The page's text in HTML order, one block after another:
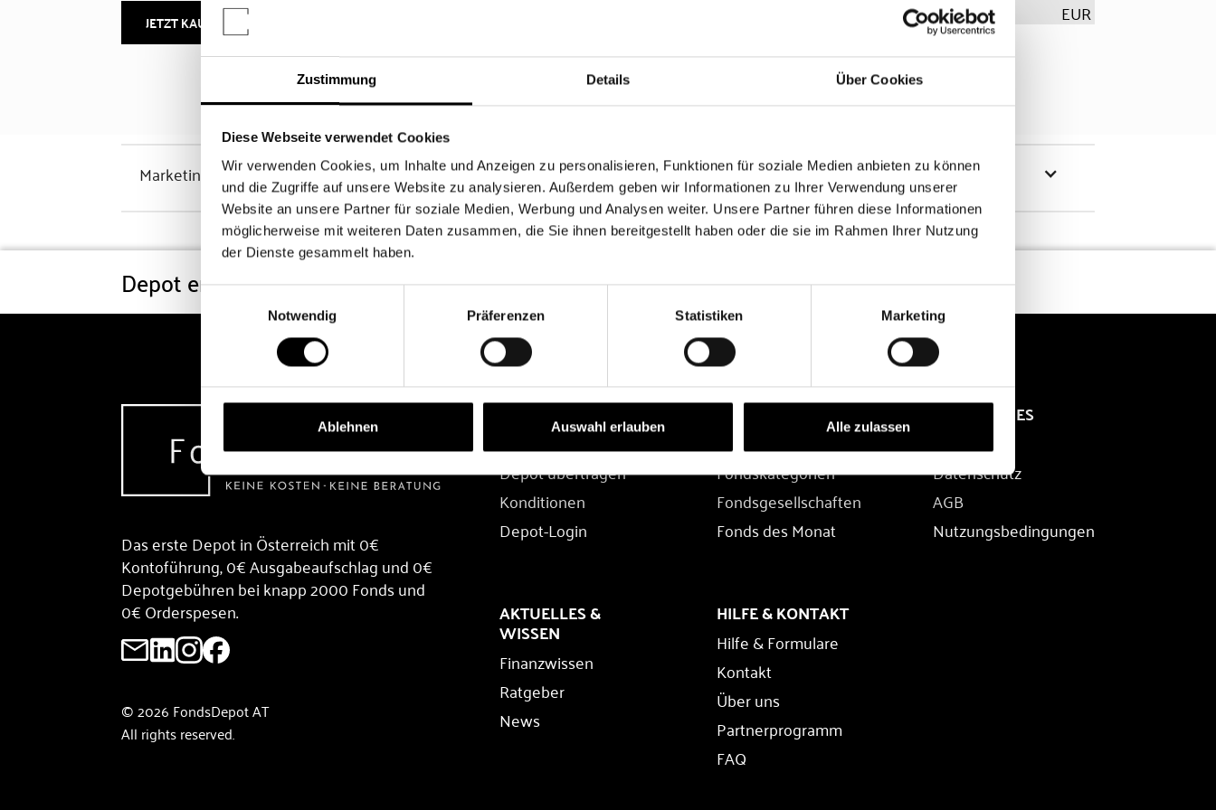
Zustimmung Details Über Cookies
Diese Webseite verwendet Cookies
Wir verwenden Cookies, um Inhalte und Anzeigen zu personalisieren, Funktionen für soziale Medien anbieten zu können
und die Zugriffe auf unsere Website zu analysieren. Außerdem geben wir Informationen zu Ihrer Verwendung unserer
Website an unsere Partner für soziale Medien, Werbung und Analysen weiter. Unsere Partner führen diese Informationen
möglicherweise mit weiteren Daten zusammen, die Sie ihnen bereitgestellt haben oder die sie im Rahmen Ihrer Nutzung
der Dienste gesammelt haben.
Einwilligungsauswahl
Notwendig
Präferenzen Statistiken Marketing
Ablehnen Auswahl erlauben Alle zulassen
JETZT KAUFEN EUR
Marketinghinweis Chancen & Risiken
Depot eröffnen Konditionen Fonds FAQ
Das erste Depot in Österreich mit 0€
Kontoführung, 0€ Ausgabeaufschlag und 0€
Depotgebühren bei knapp 2000 Fonds und
0€ Orderspesen.
© 2026 FondsDepot AT
All rights reserved.
DEPOT
Depot übertragen
Konditionen
Depot-Login
FONDS
Fondssuche
Fondskategorien
Fondsgesellschaften
Fonds des Monat
RECHTLICHES
Impressum
Datenschutz
AGB
Nutzungsbedingungen
AKTUELLES &
WISSEN
Finanzwissen
Ratgeber
News
HILFE & KONTAKT
Hilfe & Formulare
Kontakt
Über uns
Partnerprogramm
FAQ